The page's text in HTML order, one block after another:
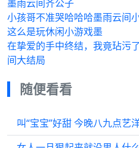
墨雨云间齐公子
小孩哥不准哭哈哈哈墨雨云间
这么是玩休闲小游戏墨
在挚爱的手中终结，我竟玷污
间大结局
随便看看
叫“宝宝”好甜 今晚八九点艺